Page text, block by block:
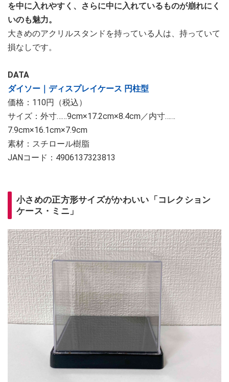
を中に入れやすく、さらに中に入れているものが崩れにく
いのも魅力。
大きめのアクリルスタンドを持っている人は、持っていて
損なしです。
DATA
ダイソー｜ディスプレイケース 円柱型
価格：110円（税込）
サイズ：外寸……9cm×17.2cm×8.4cm／内寸……
7.9cm×16.1cm×7.9cm
素材：スチロール樹脂
JANコード：4906137323813
小さめの正方形サイズがかわいい「コレクション
ケース・ミニ」